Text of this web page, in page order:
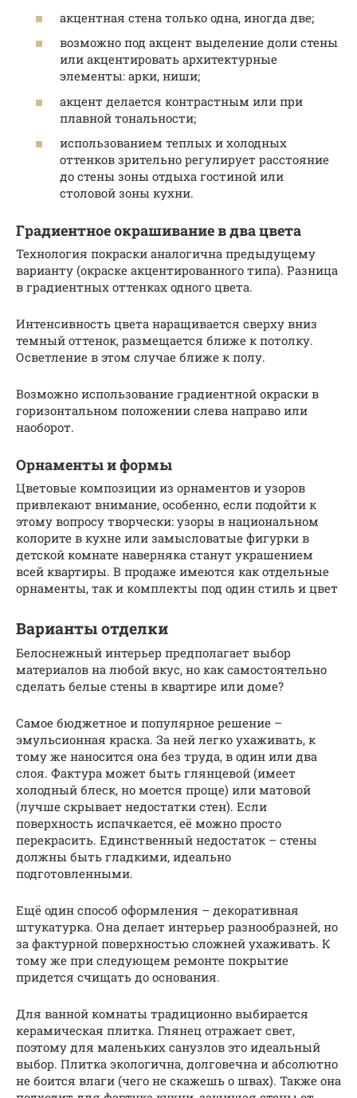
акцентная стена только одна, иногда две;
возможно под акцент выделение доли стены
или акцентировать архитектурные
элементы: арки, ниши;
акцент делается контрастным или при
плавной тональности;
использованием теплых и холодных
оттенков зрительно регулирует расстояние
до стены зоны отдыха гостиной или
столовой зоны кухни.
Градиентное окрашивание в два цвета
Технология покраски аналогична предыдущему
варианту (окраске акцентированного типа). Разница
в градиентных оттенках одного цвета.
Интенсивность цвета наращивается сверху вниз
темный оттенок, размещается ближе к потолку.
Осветление в этом случае ближе к полу.
Возможно использование градиентной окраски в
горизонтальном положении слева направо или
наоборот.
Орнаменты и формы
Цветовые композиции из орнаментов и узоров
привлекают внимание, особенно, если подойти к
этому вопросу творчески: узоры в национальном
колорите в кухне или замысловатые фигурки в
детской комнате наверняка станут украшением
всей квартиры. В продаже имеются как отдельные
орнаменты, так и комплекты под один стиль и цвет
Варианты отделки
Белоснежный интерьер предполагает выбор
материалов на любой вкус, но как самостоятельно
сделать белые стены в квартире или доме?
Самое бюджетное и популярное решение –
эмульсионная краска. За ней легко ухаживать, к
тому же наносится она без труда, в один или два
слоя. Фактура может быть глянцевой (имеет
холодный блеск, но моется проще) или матовой
(лучше скрывает недостатки стен). Если
поверхность испачкается, её можно просто
перекрасить. Единственный недостаток – стены
должны быть гладкими, идеально
подготовленными.
Ещё один способ оформления – декоративная
штукатурка. Она делает интерьер разнообразней, но
за фактурной поверхностью сложней ухаживать. К
тому же при следующем ремонте покрытие
придется счищать до основания.
Для ванной комнаты традиционно выбирается
керамическая плитка. Глянец отражает свет,
поэтому для маленьких санузлов это идеальный
выбор. Плитка экологична, долговечна и абсолютно
не боится влаги (чего не скажешь о швах). Также она